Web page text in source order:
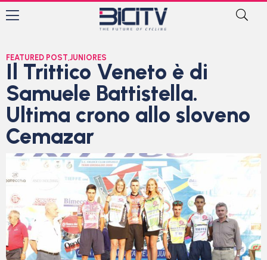
FEATURED POST,JUNIORES
Il Trittico Veneto è di
Samuele Battistella.
Ultima crono allo sloveno
Cemazar